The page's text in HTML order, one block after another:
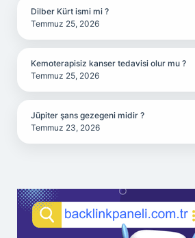
Dilber Kürt ismi mi ?
Temmuz 25, 2026
Kemoterapisiz kanser tedavisi olur mu ?
Temmuz 25, 2026
Jüpiter şans gezegeni midir ?
Temmuz 23, 2026